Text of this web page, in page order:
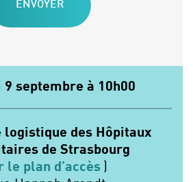
septembre à 10h00
logistique des Hôpitaux
de Strasbourg
le plan d’accès )